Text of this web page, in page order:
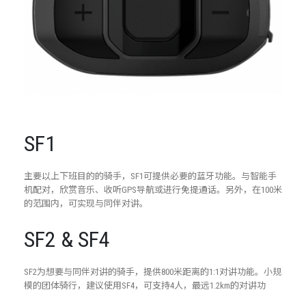
SF1
主要以上下班目的的骑手，SF1可提供必要的蓝牙功能。与智能手
机配对，欣赏音乐、收听GPS导航或进行免提通话。另外，在100米
的范围内，可实现与同伴对讲。
SF2 & SF4
SF2为想要与同伴对讲的骑手，提供800米距离的1:1对讲功能。小规
模的团体骑行，建议使用SF4，可支持4人，最远1.2km的对讲功